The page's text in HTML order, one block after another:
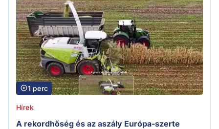
1 perc
Hírek
A rekordhőség és az aszály Európa-szerte